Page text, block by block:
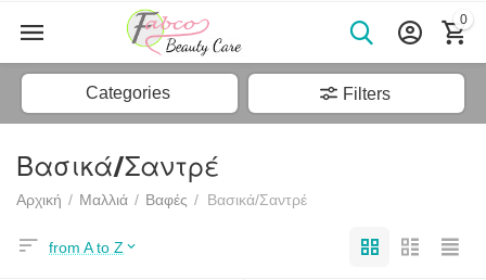
0
Categories Filters
Βασικά/Σαντρέ
Αρχική / Μαλλιά / Βαφές / Βασικά/Σαντρέ
from A to Z